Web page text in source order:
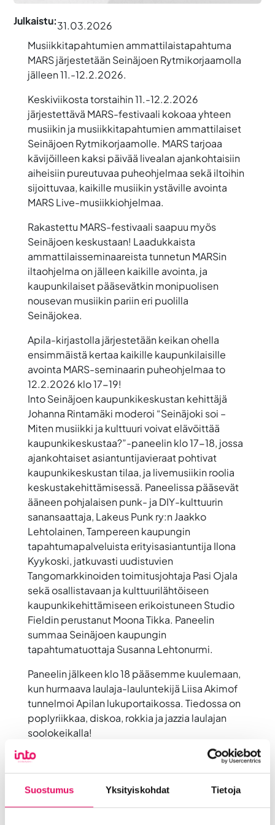
Suostumus Yksityiskohdat Tietoja
Julkaistu:31.03.2026
Musiikkitapahtumien ammattilaistapahtuma
MARS järjestetään Seinäjoen Rytmikorjaamolla
jälleen 11.-12.2.2026.
Keskiviikosta torstaihin 11.-12.2.2026
järjestettävä MARS-festivaali kokoaa yhteen
musiikin ja musiikkitapahtumien ammattilaiset
Seinäjoen Rytmikorjaamolle. MARS tarjoaa
kävijöilleen kaksi päivää livealan ajankohtaisiin
aiheisiin pureutuvaa puheohjelmaa sekä iltoihin
sijoittuvaa, kaikille musiikin ystäville avointa
MARS Live-musiikkiohjelmaa.
Rakastettu MARS-festivaali saapuu myös
Seinäjoen keskustaan! Laadukkaista
ammattilaisseminaareista tunnetun MARSin
iltaohjelma on jälleen kaikille avointa, ja
kaupunkilaiset pääsevätkin monipuolisen
nousevan musiikin pariin eri puolilla
Seinäjokea.
Apila-kirjastolla järjestetään keikan ohella
ensimmäistä kertaa kaikille kaupunkilaisille
avointa MARS-seminaarin puheohjelmaa to
12.2.2026 klo 17-19!
Into Seinäjoen kaupunkikeskustan kehittäjä
Johanna Rintamäki moderoi “Seinäjoki soi –
Miten musiikki ja kulttuuri voivat elävöittää
kaupunkikeskustaa?”-paneelin klo 17-18, jossa
ajankohtaiset asiantuntijavieraat pohtivat
kaupunkikeskustan tilaa, ja livemusiikin roolia
keskustakehittämisessä. Paneelissa pääsevät
ääneen pohjalaisen punk- ja DIY-kulttuurin
sanansaattaja, Lakeus Punk ry:nJaakko
Lehtolainen, Tampereen kaupungin
tapahtumapalveluista erityisasiantuntija Ilona
Kyykoski, jatkuvasti uudistuvien
Tangomarkkinoiden toimitusjohtaja Pasi Ojala
sekä osallistavaan ja kulttuurilähtöiseen
kaupunkikehittämiseen erikoistuneen Studio
Fieldin perustanutMoona Tikka. Paneelin
summaa Seinäjoen kaupungin
tapahtumatuottaja Susanna Lehtonurmi.
Paneelin jälkeen klo 18 pääsemme kuulemaan,
kun hurmaava laulaja-lauluntekijä Liisa Akimof
tunnelmoi Apilan lukuportaikossa. Tiedossa on
poplyriikkaa, diskoa, rokkia ja jazzia laulajan
soolokeikalla!
MARSia järjestävät Into Seinäjoki, Rytmi-
instituutti, Seinäjoen ammattikorkeakoulu,
Seinäjoen elävän musiikin yhdistys Selmu ry ja